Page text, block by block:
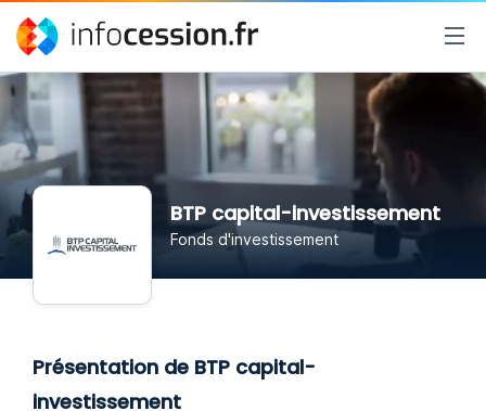
BTP capital-investissement
Fonds d'investissement
Présentation de BTP capital-
investissement